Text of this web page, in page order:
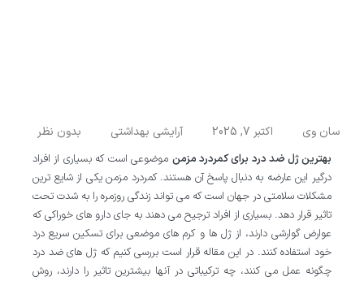
سان وی اکتبر 7, 2025 آرایشی بهداشتی بدون نظر
بهترین ژل ضد درد برای کمردرد مزمن موضوعی است که بسیاری از افراد
درگیر این عارضه به دنبال پاسخ آن هستند. کمردرد مزمن یکی از شایع ترین
مشکلات سلامتی در جهان است که می تواند زندگی روزمره را به شدت تحت
تاثیر قرار دهد. بسیاری از افراد ترجیح می دهند به جای دارو های خوراکی که
عوارض گوارشی دارند، از ژل ها و کرم های موضعی برای تسکین سریع درد
خود استفاده کنند. در این مقاله قرار است بررسی کنیم که ژل های ضد درد
چگونه عمل می کنند، چه ترکیباتی در آنها بیشترین تاثیر را دارند، روش